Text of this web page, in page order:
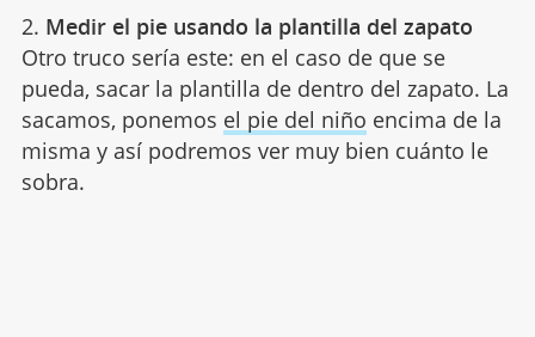
2. Medir el pie usando la plantilla del zapato
Otro truco sería este: en el caso de que se
pueda, sacar la plantilla de dentro del zapato. La
sacamos, ponemos el pie del niño encima de la
misma y así podremos ver muy bien cuánto le
sobra.